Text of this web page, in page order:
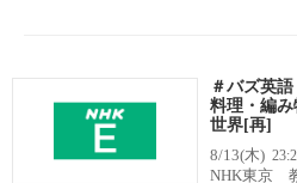
＃バズ英
料理・編
世界[再]
8/13(木)
NHK東京